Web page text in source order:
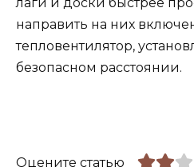
направить на них
тепловентилятор,
безопасном расстоянии.
Оцените статью